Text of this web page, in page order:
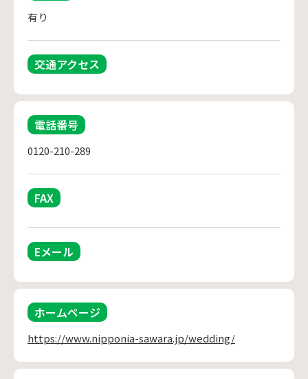
有り
交通アクセス
電話番号
0120-210-289
FAX
Eメール
ホームページ
https://www.nipponia-sawara.jp/wedding/